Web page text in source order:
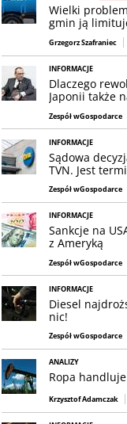
Wielki
gmin ją
Grzegorz Szafraniec
INFORMACJE
Dlaczego
Japonii także
Zespół wGospodarce
INFORMACJE
Sądowa
TVN. Jest
Zespół wGospodarce
INFORMACJE
Sankcje na
z Ameryką
Zespół wGospodarce
INFORMACJE
Diesel
nic!
Zespół wGospodarce
ANALIZY
Ropa
Krzysztof Adamczak